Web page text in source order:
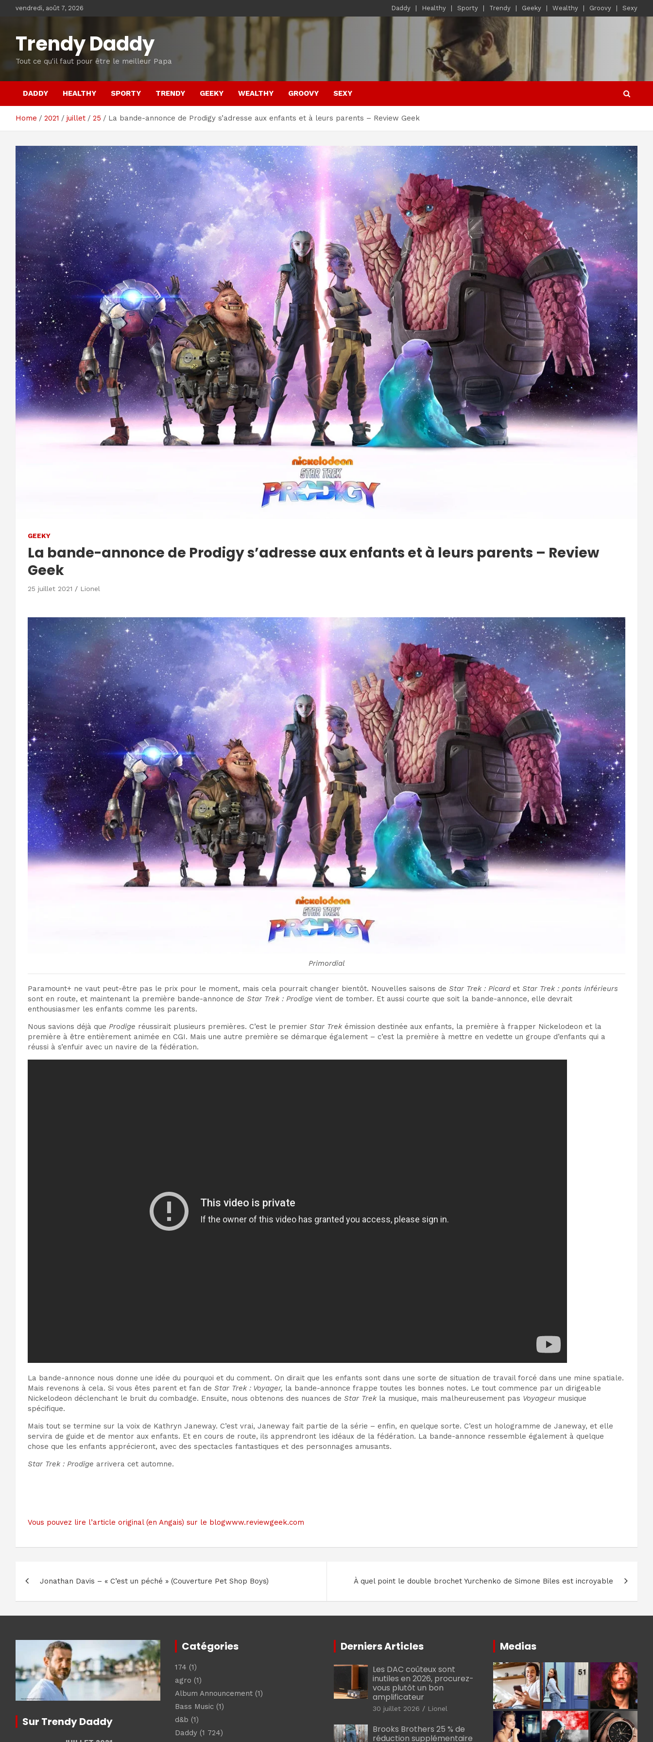
vendredi, août 7, 2026 Daddy Healthy Sporty Trendy Geeky Wealthy Groovy Sexy
Trendy Daddy
Tout ce qu'il faut pour être le meilleur Papa
DADDY HEALTHY SPORTY TRENDY GEEKY WEALTHY GROOVY SEXY
Home 2021 juillet 25 La bande-annonce de Prodigy s’adresse aux enfants et à leurs parents – Review Geek
GEEKY
La bande-annonce de Prodigy s’adresse aux enfants et à leurs parents – Review
Geek
25 juillet 2021 Lionel
Primordial
Paramount+ ne vaut peut-être pas le prix pour le moment, mais cela pourrait changer bientôt. Nouvelles saisons de Star Trek : Picardet Star Trek : ponts inférieurs
sont en route, et maintenant la première bande-annonce de Star Trek : Prodige vient de tomber. Et aussi courte que soit la bande-annonce, elle devrait
enthousiasmer les enfants comme les parents.
Nous savions déjà que Prodige réussirait plusieurs premières. C’est le premier Star Trek émission destinée aux enfants, la première à frapper Nickelodeon et la
première à être entièrement animée en CGI. Mais une autre première se démarque également – ​​c’est la première à mettre en vedette un groupe d’enfants qui a
réussi à s’enfuir avec un navire de la fédération.
La bande-annonce nous donne une idée du pourquoi et du comment. On dirait que les enfants sont dans une sorte de situation de travail forcé dans une mine spatiale.
Mais revenons à cela. Si vous êtes parent et fan de Star Trek : Voyager, la bande-annonce frappe toutes les bonnes notes. Le tout commence par un dirigeable
Nickelodeon déclenchant le bruit du combadge. Ensuite, nous obtenons des nuances de Star Trek la musique, mais malheureusement pas Voyageur musique
spécifique.
Mais tout se termine sur la voix de Kathryn Janeway. C’est vrai, Janeway fait partie de la série – enfin, en quelque sorte. C’est un hologramme de Janeway, et elle
servira de guide et de mentor aux enfants. Et en cours de route, ils apprendront les idéaux de la fédération. La bande-annonce ressemble également à quelque
chose que les enfants apprécieront, avec des spectacles fantastiques et des personnages amusants.
Star Trek : Prodige arrivera cet automne.
Vous pouvez lire l’article original (en Angais) sur le blogwww.reviewgeek.com
de
l’article
Jonathan Davis – « C’est un péché » (Couverture Pet Shop Boys) À quel point le double brochet Yurchenko de Simone Biles est incroyable
Sur Trendy Daddy
Catégories
174 (1)
agro (1)
Album Announcement(1)
Bass Music(1)
d&b (1)
Daddy(1 724)
Derniers Articles
Les DAC coûteux sont
inutiles en 2026, procurez-
vous plutôt un bon
amplificateur
30 juillet 2026 Lionel
Brooks Brothers 25 % de
réduction supplémentaire
Medias